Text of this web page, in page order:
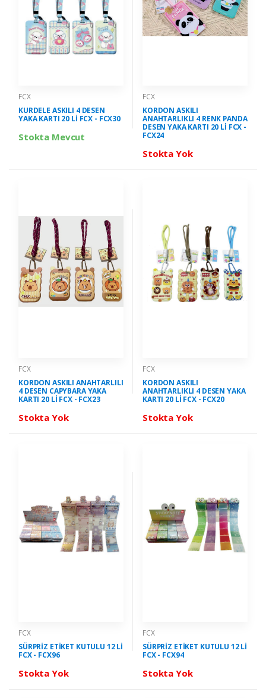
FCX
KURDELE ASKILI 4 DESEN
YAKA KARTI 20 Lİ FCX - FCX30
Stokta Mevcut
FCX
KORDON ASKILI
ANAHTARLIKLI 4 RENK PANDA
DESEN YAKA KARTI 20 Lİ FCX -
FCX24
Stokta Yok
FCX
KORDON ASKILI ANAHTARLILI
4 DESEN CAPYBARA YAKA
KARTI 20 Lİ FCX - FCX23
Stokta Yok
FCX
KORDON ASKILI
ANAHTARLIKLI 4 DESEN YAKA
KARTI 20 Lİ FCX - FCX20
Stokta Yok
FCX
SÜRPRİZ ETİKET KUTULU 12 Lİ
FCX - FCX96
Stokta Yok
FCX
SÜRPRİZ ETİKET KUTULU 12 Lİ
FCX - FCX94
Stokta Yok